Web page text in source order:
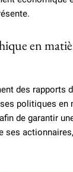
en
des rapports
politiques en
de garantir
ses